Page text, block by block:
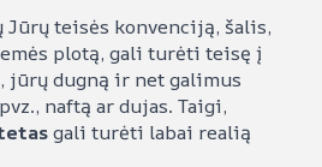
Jūrų teisės konvenciją, šalis,
plotą, gali turėti teisę į
dugną ir net galimus
naftą ar dujas. Taigi,
gali turėti labai realią